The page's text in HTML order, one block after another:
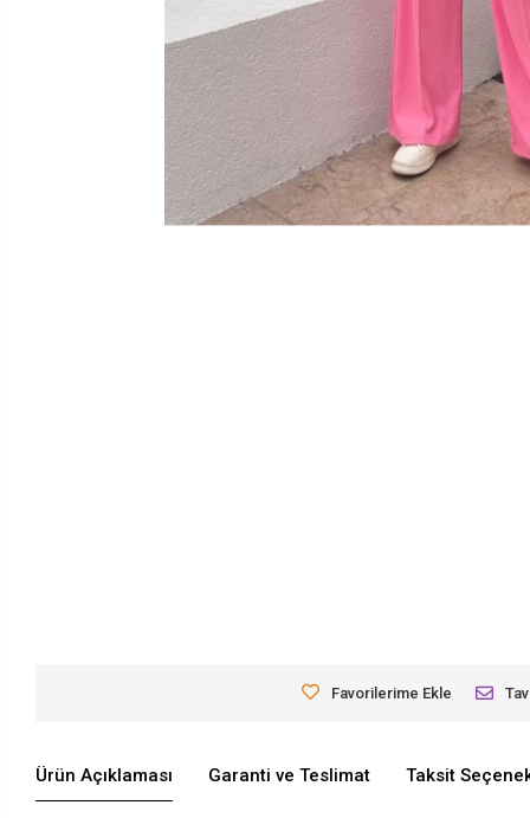
Favorilerime Ekle
Ürün Açıklaması Garanti ve Teslimat Taksit